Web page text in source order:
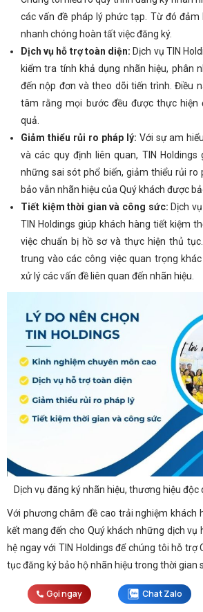
các vấn đề pháp lý phức tạp. Từ đó
nhanh chóng hoàn tất việc đăng ký.
Dịch vụ hỗ trợ toàn diện: Dịch vụ TIN
kiểm tra tính khả dụng nhãn hiệu, phân
đến nộp đơn và theo dõi tiến trình. Điều
tâm rằng mọi bước đều được thực hiện
quả.
Giảm thiểu rủi ro pháp lý: Với sự am
và các quy định liên quan, TIN Holdings
những sai sót phổ biến, giảm thiểu rủi ro
bảo vẫn nhãn hiệu của Quý khách được
Tiết kiệm thời gian và công sức:Dịch
TIN Holdings giúp khách hàng tiết kiệm
việc chuẩn bị hồ sơ và thực hiện thủ
trung vào các công việc quan trọng
xử lý các vấn đề liên quan đến nhãn hiệu.
Dịch vụ đăng ký nhãn hiệu, thương hiệu độc
Với phương châm đề cao trải nghiệm khách
kết mang đến cho Quý khách những dịch vụ
hệ ngay với TIN Holdings để chúng tôi hỗ
tục đăng ký bảo hộ nhãn hiệu trong thời gian
Gọi ngay Chat Zalo